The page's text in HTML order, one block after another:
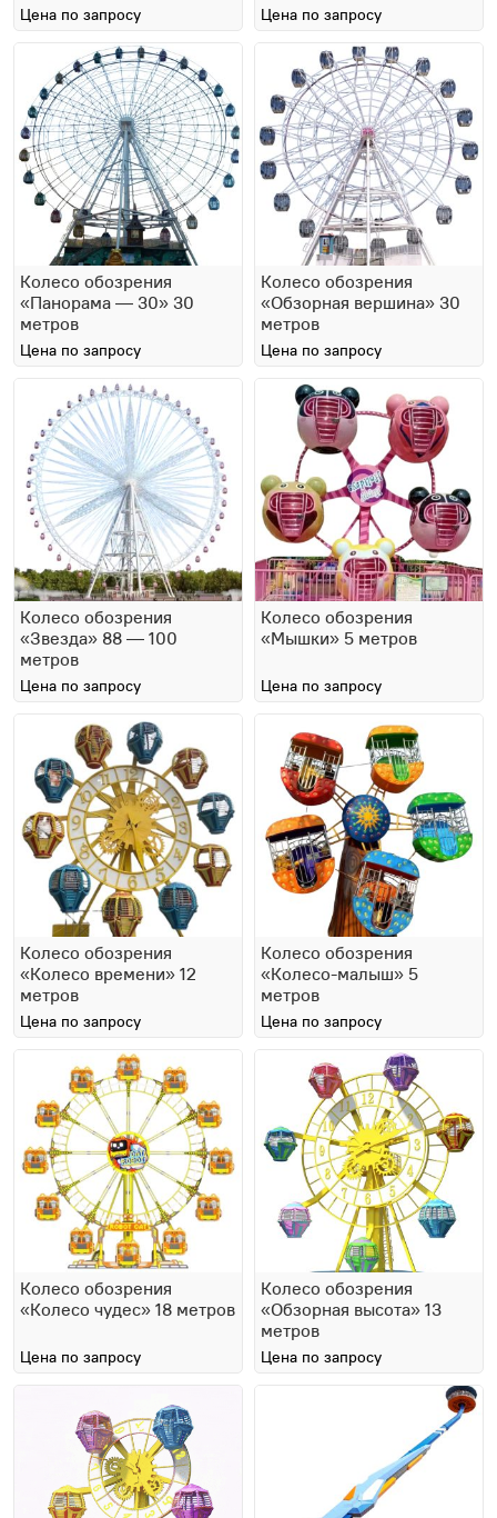
Цена по запросу Цена по запросу
Колесо обозрения
«Панорама — 30» 30
метров
Цена по запросу
Колесо обозрения
«Обзорная вершина» 30
метров
Цена по запросу
Колесо обозрения
«Звезда» 88 — 100
метров
Цена по запросу
Колесо обозрения
«Мышки» 5 метров
Цена по запросу
Колесо обозрения
«Колесо времени» 12
метров
Цена по запросу
Колесо обозрения
«Колесо-малыш» 5
метров
Цена по запросу
Колесо обозрения
«Колесо чудес» 18 метров
Цена по запросу
Колесо обозрения
«Обзорная высота» 13
метров
Цена по запросу